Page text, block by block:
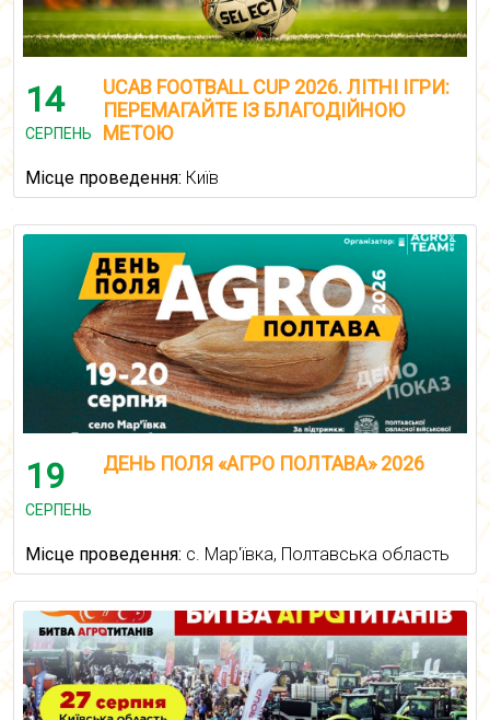
14
СЕРПЕНЬ
UCAB FOOTBALL CUP 2026. ЛІТНІ ІГРИ:
ПЕРЕМАГАЙТЕ ІЗ БЛАГОДІЙНОЮ
МЕТОЮ
Місце проведення: Київ
19
СЕРПЕНЬ
ДЕНЬ ПОЛЯ «АГРО ПОЛТАВА» 2026
Місце проведення: с. Мар'ївка, Полтавська область